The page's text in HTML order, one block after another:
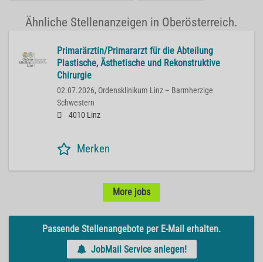
Ähnliche Stellenanzeigen in Oberösterreich.
Primarärztin/Primararzt für die Abteilung
Plastische, Ästhetische und Rekonstruktive
Chirurgie
02.07.2026, Ordensklinikum Linz – Barmherzige
Schwestern
4010 Linz
Merken
More jobs
Passende Stellenangebote per E-Mail erhalten.
JobMail Service anlegen!